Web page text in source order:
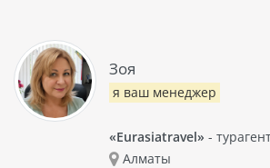
Зоя
я ваш менеджер
«Eurasiatravel» -
Алматы